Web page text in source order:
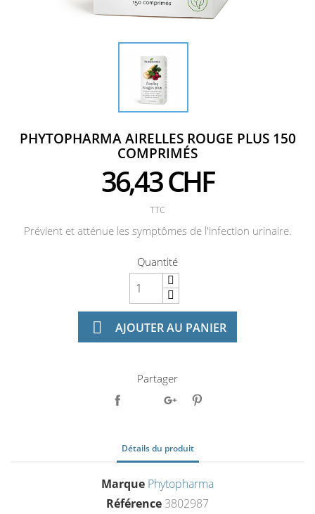
PHYTOPHARMA AIRELLES ROUGE PLUS 150
COMPRIMÉS
36,43 CHF
TTC
Prévient et atténue les symptômes de l'infection urinaire.
Quantité
 AJOUTER AU PANIER
Partager
Détails du produit
Marque Phytopharma
Référence 3802987